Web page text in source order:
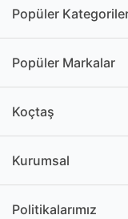
Popüler
Popüler Markalar
Koçtaş
Kurumsal
Politikalarımız